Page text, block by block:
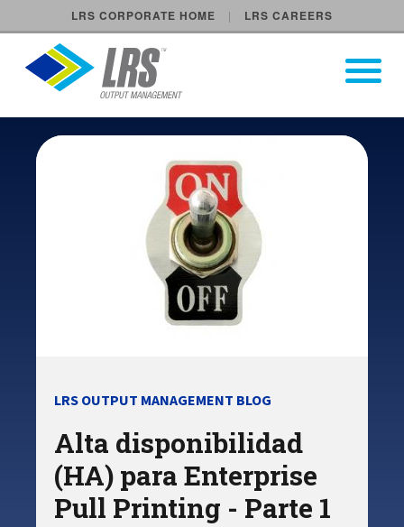
LRS CORPORATE HOME LRS CAREERS
LRS Output Management
Main Navigation
Open
LRS OUTPUT MANAGEMENT BLOG
Alta disponibilidad
(HA) para Enterprise
Pull Printing - Parte 1